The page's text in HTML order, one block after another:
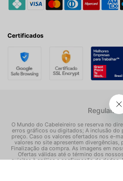
Certificados
O Mundo do Cabeleireiro se reserva no
erros gráficos ou digitados; A inclusão do
preço. Caso os valores ofertados nos e-
valores no site apresentem divergências,
Finalização da compra. As imagens em
Ofertas válidas até o término dos
sujeitas à análise e confirmação de